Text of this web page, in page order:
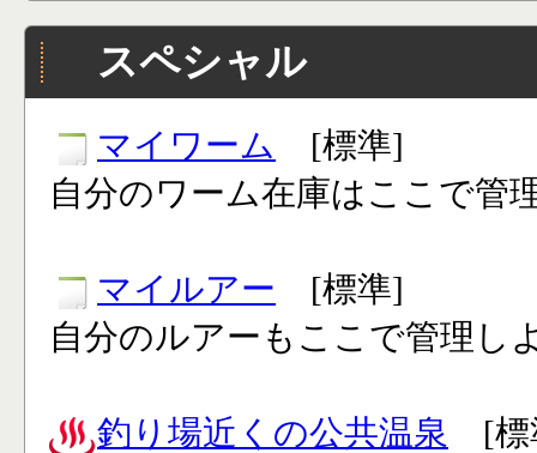
スペシャル
マイワーム
[標準]
自分のワーム在庫はここで管
マイルアー [標準]
自分のルアーもここで管理し
釣り場近くの公共温泉 [標